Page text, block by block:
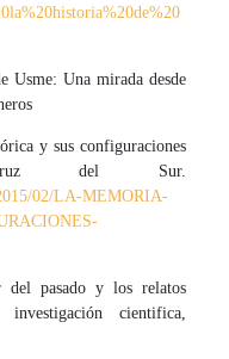
Usme: Una mirada desde
y sus configuraciones
Cruz del Sur.
02/LA-MEMORIA-
del pasado y los relatos
investigación cientifica,